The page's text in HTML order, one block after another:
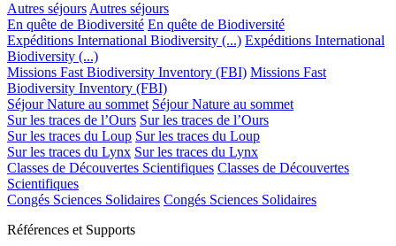
Autres séjoursAutres séjours
En quête de Biodiversité En quête de Biodiversité
Expéditions International Biodiversity (...) Expéditions International
Biodiversity (...)
Missions Fast Biodiversity Inventory (FBI) Missions Fast
Biodiversity Inventory (FBI)
Séjour Nature au sommet Séjour Nature au sommet
Sur les traces de l’Ours Sur les traces de l’Ours
Sur les traces du Loup Sur les traces du Loup
Sur les traces du Lynx Sur les traces du Lynx
Classes de Découvertes Scientifiques Classes de Découvertes
Scientifiques
Congés Sciences Solidaires Congés Sciences Solidaires
Références et Supports